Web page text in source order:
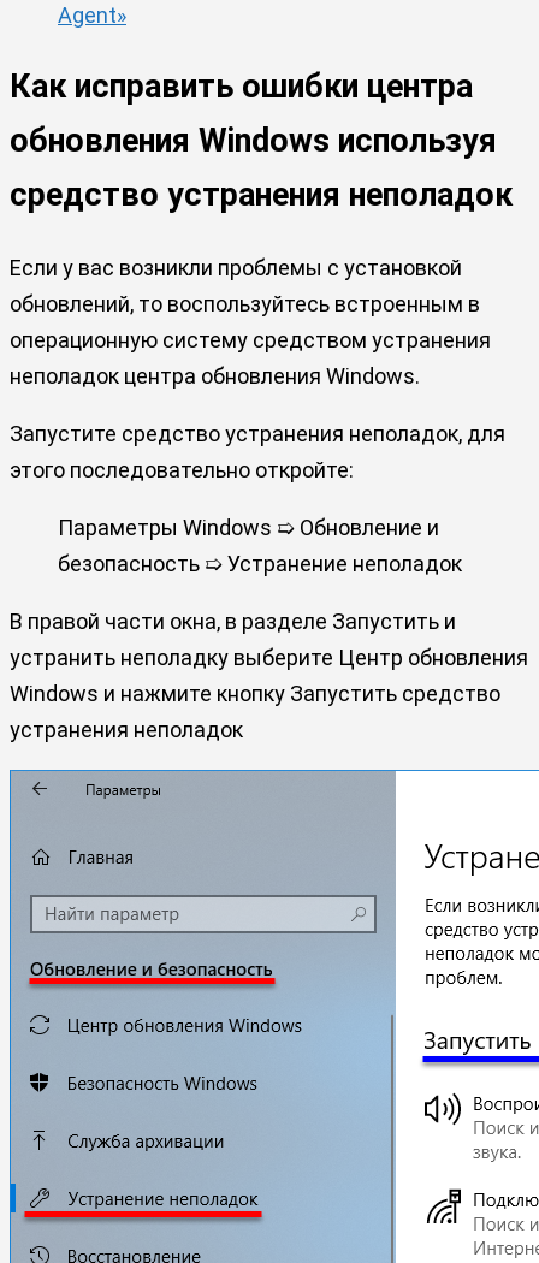
Agent»
Как исправить ошибки центра
обновления Windows используя
средство устранения неполадок
Если у вас возникли проблемы с установкой
обновлений, то воспользуйтесь встроенным в
операционную систему средством устранения
неполадок центра обновления Windows.
Запустите средство устранения неполадок, для
этого последовательно откройте:
Параметры Windows ➯ Обновление и
безопасность ➯ Устранение неполадок
В правой части окна, в разделе Запустить и
устранить неполадку выберите Центр обновления
Windows и нажмите кнопку Запустить средство
устранения неполадок